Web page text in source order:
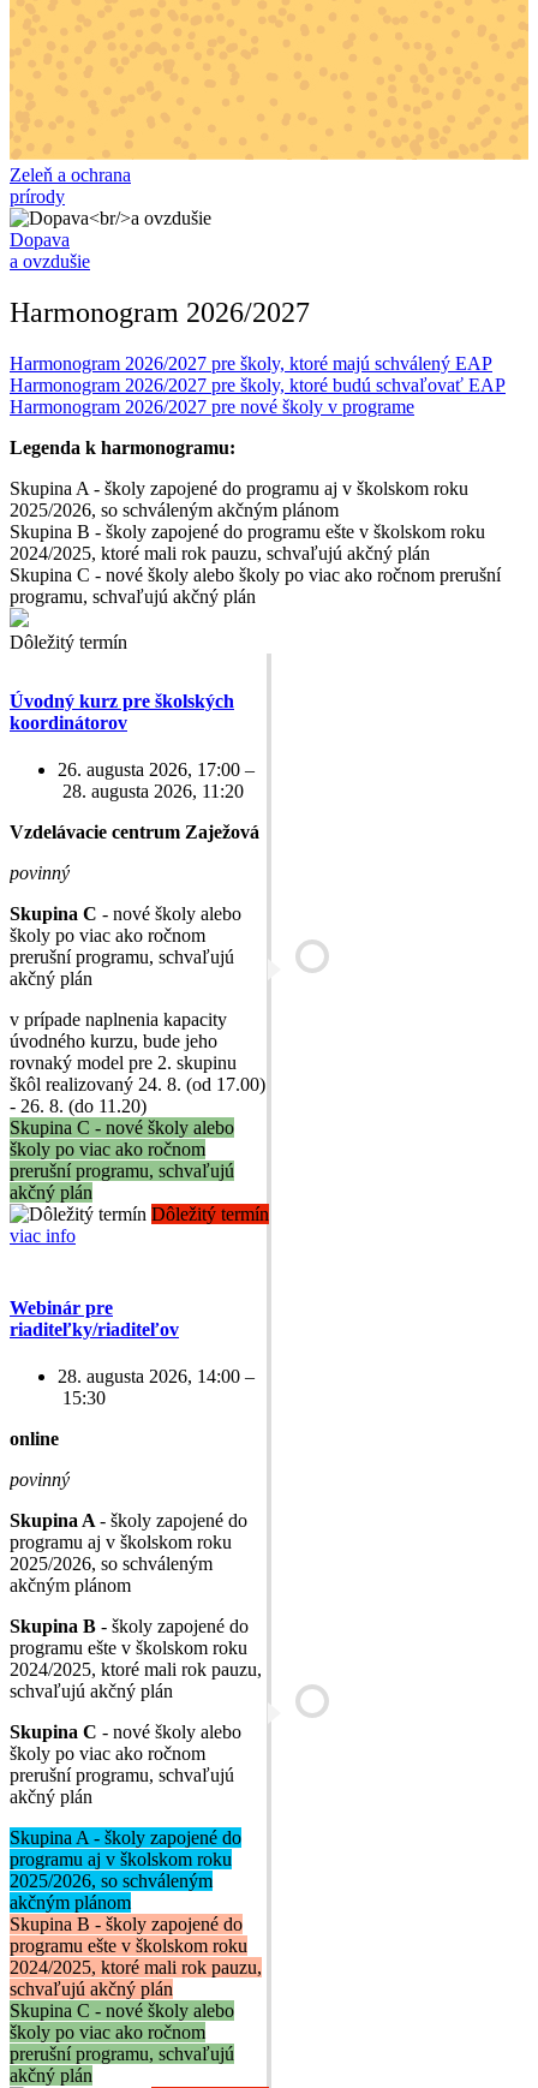
Zeleň a ochrana
prírody
Dopava
a ovzdušie
Harmonogram 2026/2027
Harmonogram 2026/2027 pre školy, ktoré majú schválený EAP
Harmonogram 2026/2027 pre školy, ktoré budú schvaľovať EAP
Harmonogram 2026/2027 pre nové školy v programe
Legenda k harmonogramu:
Skupina A - školy zapojené do programu aj v školskom roku
2025/2026, so schváleným akčným plánom
Skupina B - školy zapojené do programu ešte v školskom roku
2024/2025, ktoré mali rok pauzu, schvaľujú akčný plán
Skupina C - nové školy alebo školy po viac ako ročnom prerušní
programu, schvaľujú akčný plán
Dôležitý termín
Úvodný kurz pre školských
koordinátorov
26. augusta 2026, 17:00 –
28. augusta 2026, 11:20
Vzdelávacie centrum Zaježová
povinný
Skupina C - nové školy alebo
školy po viac ako ročnom
prerušní programu, schvaľujú
akčný plán
v prípade naplnenia kapacity
úvodného kurzu, bude jeho
rovnaký model pre 2. skupinu
škôl realizovaný 24. 8. (od 17.00)
- 26. 8. (do 11.20)
Skupina C - nové školy alebo
školy po viac ako ročnom
prerušní programu, schvaľujú
akčný plán
Dôležitý termín
viac info
Webinár pre
riaditeľky/riaditeľov
28. augusta 2026, 14:00 –
15:30
online
povinný
Skupina A - školy zapojené do
programu aj v školskom roku
2025/2026, so schváleným
akčným plánom
Skupina B - školy zapojené do
programu ešte v školskom roku
2024/2025, ktoré mali rok pauzu,
schvaľujú akčný plán
Skupina C - nové školy alebo
školy po viac ako ročnom
prerušní programu, schvaľujú
akčný plán
Skupina A - školy zapojené do
programu aj v školskom roku
2025/2026, so schváleným
akčným plánom
Skupina B - školy zapojené do
programu ešte v školskom roku
2024/2025, ktoré mali rok pauzu,
schvaľujú akčný plán
Skupina C - nové školy alebo
školy po viac ako ročnom
prerušní programu, schvaľujú
akčný plán